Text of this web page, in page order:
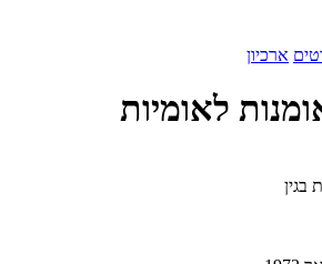
ארכיון
לאומיות
בגין